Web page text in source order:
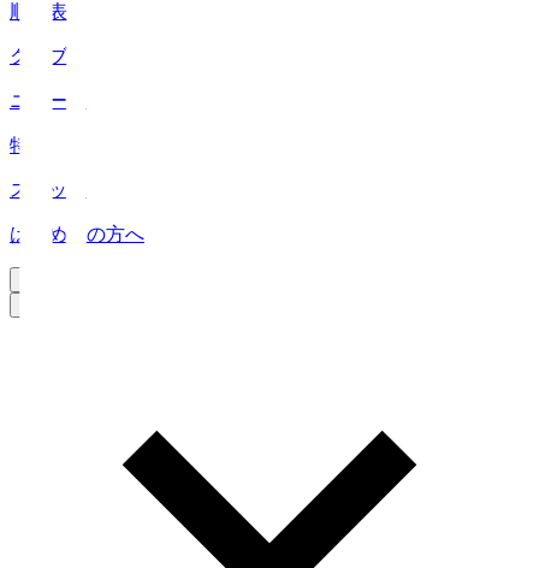
順位表
クラブ
ニュース
特集
スタッツ
はじめての方へ